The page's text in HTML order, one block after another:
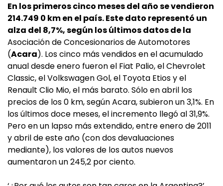
En los primeros cinco meses del año se vendieron
214.749 0 km en el país. Este dato representó un
alza del 8,7%, según los últimos datos de la
Asociación de Concesionarios de Automotores
(Acara). Los cinco más vendidos en el acumulado
anual desde enero fueron el Fiat Palio, el Chevrolet
Classic, el Volkswagen Gol, el Toyota Etios y el
Renault Clio Mio, el más barato. Sólo en abril los
precios de los 0 km, según Acara, subieron un 3,1%. En
los últimos doce meses, el incremento llegó al 31,9%.
Pero en un lapso más extendido, entre enero de 2011
y abril de este año (con dos devaluaciones
mediante), los valores de los autos nuevos
aumentaron un 245,2 por ciento.